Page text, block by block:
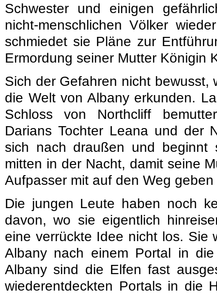
Schwester und einigen
nicht-menschlichen Völker
schmiedet sie Pläne zur
Ermordung seiner Mutter Königin
Sich der Gefahren nicht bewusst,
die Welt von Albany erkunden.
Schloss von Northcliff
Darians Tochter Leana und der
sich nach draußen und beginnt
mitten in der Nacht, damit seine
Aufpasser mit auf den Weg
Die jungen Leute haben noch
davon, wo sie eigentlich
eine verrückte Idee nicht los. Sie
Albany nach einem Portal in
Albany sind die Elfen fast
wiederentdeckten Portals in die